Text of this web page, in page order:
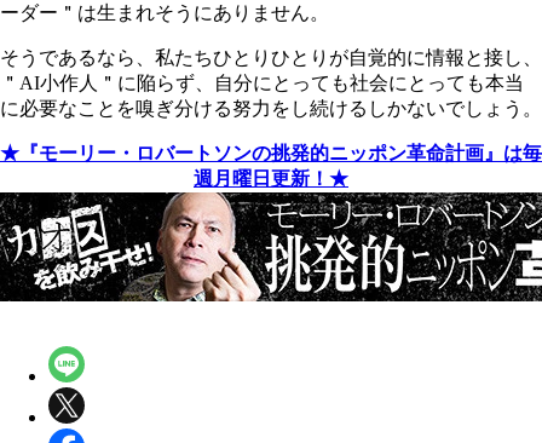
ーダー＂は生まれそうにありません。
そうであるなら、私たちひとりひとりが自覚的に情報と接し、
＂ AI小作人＂に陥らず、自分にとっても社会にとっても本当
に必要なことを嗅ぎ分ける努力をし続けるしかないでしょう。
★『モーリー・ロバートソンの挑発的ニッポン革命計画』は毎
週月曜日更新！★